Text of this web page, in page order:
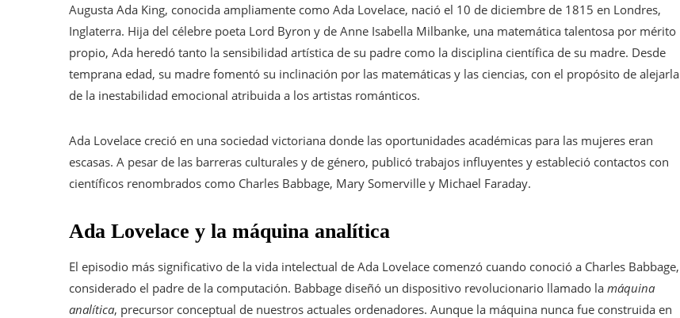
Augusta Ada King, conocida ampliamente como Ada Lovelace, nació el 10 de diciembre de 1815 en Londres,
Inglaterra. Hija del célebre poeta Lord Byron y de Anne Isabella Milbanke, una matemática talentosa por mérito
propio, Ada heredó tanto la sensibilidad artística de su padre como la disciplina científica de su madre. Desde
temprana edad, su madre fomentó su inclinación por las matemáticas y las ciencias, con el propósito de alejarla
de la inestabilidad emocional atribuida a los artistas románticos.
Ada Lovelace creció en una sociedad victoriana donde las oportunidades académicas para las mujeres eran
escasas. A pesar de las barreras culturales y de género, publicó trabajos influyentes y estableció contactos con
científicos renombrados como Charles Babbage, Mary Somerville y Michael Faraday.
Ada Lovelace y la máquina analítica
El episodio más significativo de la vida intelectual de Ada Lovelace comenzó cuando conoció a Charles Babbage,
considerado el padre de la computación. Babbage diseñó un dispositivo revolucionario llamado la máquina
analítica, precursor conceptual de nuestros actuales ordenadores. Aunque la máquina nunca fue construida en